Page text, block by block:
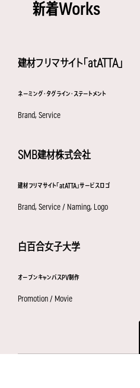
新着Works
建材フリマサイト「atATTA」
ネーミング・タグライン・ステートメント
Brand, Service
SMB建材株式会社
建材フリマサイト「atATTA」サービスロゴ
Brand, Service / Naming, Logo
白百合女子大学
オープンキャンパスPV制作
Promotion / Movie